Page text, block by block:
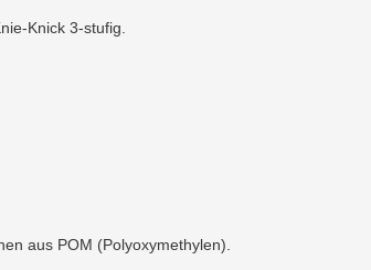
Knick 3-stufig.
aus POM (Polyoxymethylen).